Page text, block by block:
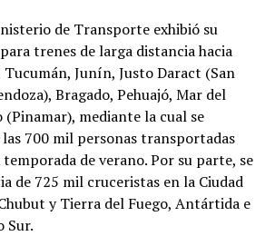
de Transporte exhibió su
trenes de larga distancia hacia
Tucumán, Junín, Justo Daract (San
Bragado, Pehuajó, Mar del
(Pinamar), mediante la cual se
700 mil personas transportadas
de verano. Por su parte, se
de 725 mil cruceristas en la Ciudad
y Tierra del Fuego, Antártida e
Sur.